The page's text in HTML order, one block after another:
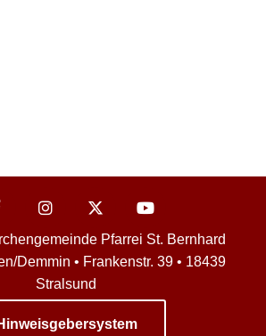
Pfarrei St. Bernhard
Demmin • Frankenstr. 39 • 18439
Stralsund